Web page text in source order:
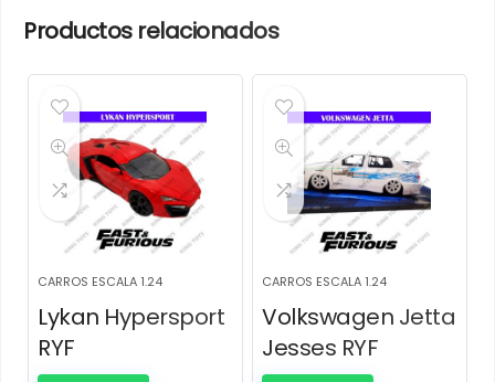
Productos relacionados
CARROS ESCALA 1.24
Lykan Hypersport
RYF
CARROS ESCALA 1.24
Volkswagen Jetta
Jesses RYF